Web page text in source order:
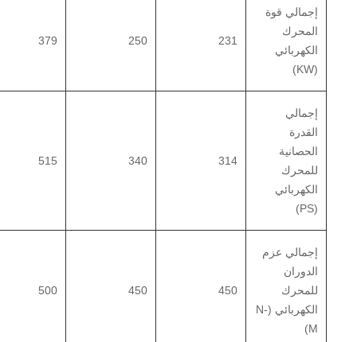
إجمالي قوة
المحرك
الكهربائي
(KW)
231
250
379
إجمالي
القدرة
الحصانية
للمحرك
الكهربائي
(PS)
314
340
515
إجمالي عزم
الدوران
للمحرك
الكهربائي (N-
M)
450
450
500